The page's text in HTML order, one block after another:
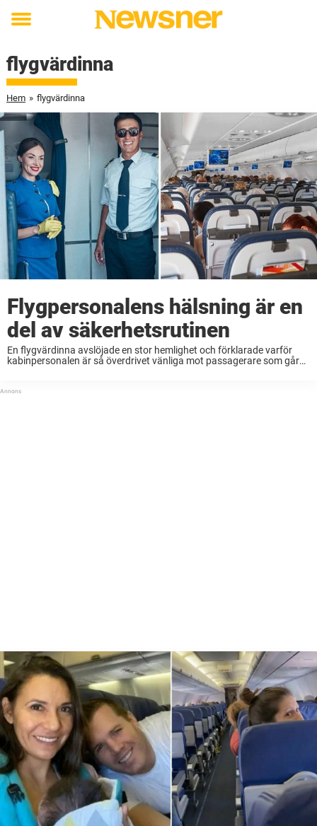
Toggle
flygvärdinna
Hem » flygvärdinna
Flygpersonalens hälsning är en
del av säkerhetsrutinen
En flygvärdinna avslöjade en stor hemlighet och förklarade varför
kabinpersonalen är så överdrivet vänliga mot passagerare som går